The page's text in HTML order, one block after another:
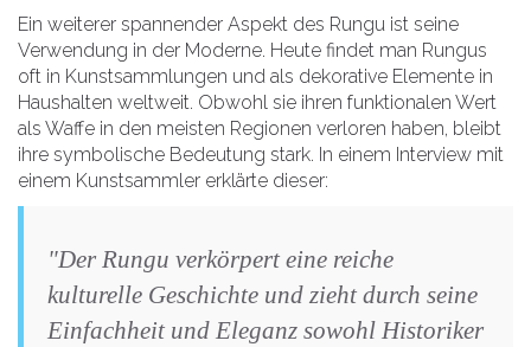
Ein weiterer spannender Aspekt des Rungu ist seine
Verwendung in der Moderne. Heute findet man Rungus
oft in Kunstsammlungen und als dekorative Elemente in
Haushalten weltweit. Obwohl sie ihren funktionalen Wert
als Waffe in den meisten Regionen verloren haben, bleibt
ihre symbolische Bedeutung stark. In einem Interview mit
einem Kunstsammler erklärte dieser:
"Der Rungu verkörpert eine reiche
kulturelle Geschichte und zieht durch seine
Einfachheit und Eleganz sowohl Historiker